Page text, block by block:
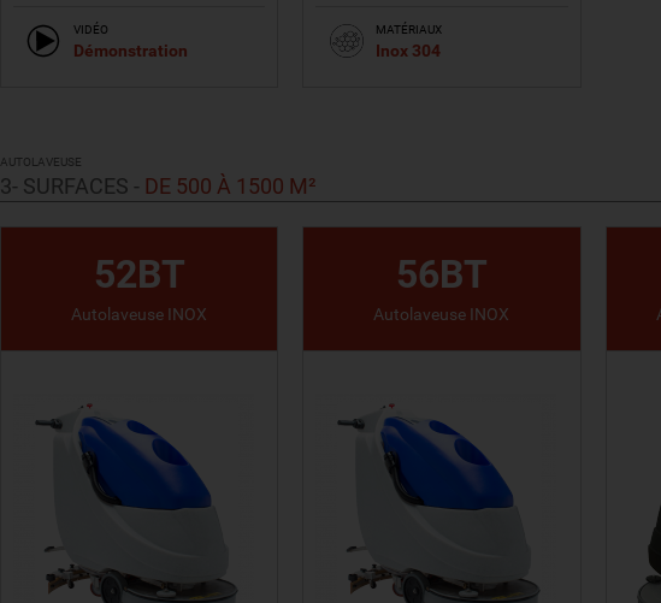
VIDÉO
Démonstration
MATÉRIAUX
Inox 304
AUTOLAVEUSE
3- SURFACES - DE 500 À 1500 M²
52BT
Autolaveuse INOX
56BT
Autolaveuse INOX